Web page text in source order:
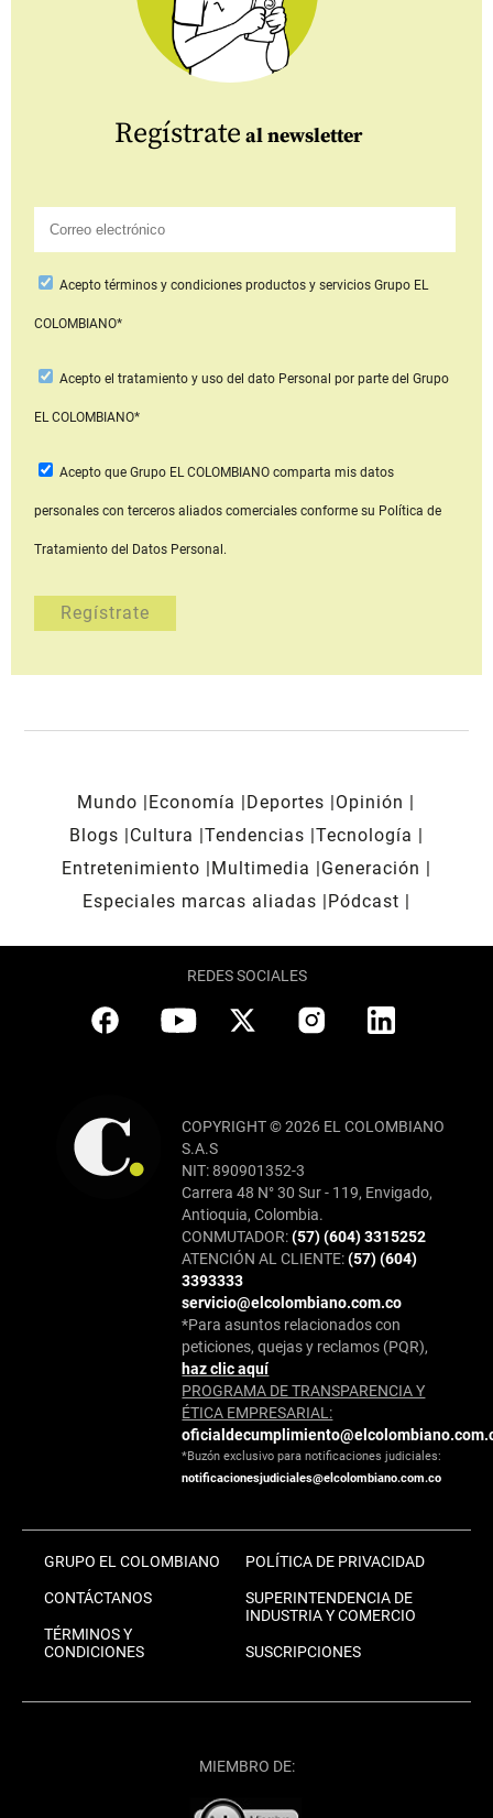
Regístrate al newsletter
Aceptotérminos y condiciones productos y serviciosGrupo EL
COLOMBIANO*
Acepto el tratamiento y uso del dato Personal por parte del Grupo
EL COLOMBIANO*
Acepto que Grupo EL COLOMBIANOcomparta mis datos
personales con terceros aliados comerciales conforme su Política de
Tratamiento del Datos Personal.
Mundo Economía Deportes
Opinión
Blogs
Cultura Tendencias Tecnología
Entretenimiento
Multimedia
Generación
Especiales marcas aliadas
Pódcast
REDES SOCIALES
COPYRIGHT © 2026 EL COLOMBIANO
S.A.S
NIT: 890901352-3
Carrera 48 N° 30 Sur - 119, Envigado,
Antioquia, Colombia.
CONMUTADOR:(57) (604) 3315252
ATENCIÓN AL CLIENTE:(57) (604)
3393333
servicio@elcolombiano.com.co
*Para asuntos relacionados con
peticiones, quejas y reclamos (PQR),
haz clic aquí
PROGRAMA DE TRANSPARENCIA Y
ÉTICA EMPRESARIAL:
*Buzón exclusivo para notificaciones judiciales:
notificacionesjudiciales@elcolombiano.com.co
GRUPO EL COLOMBIANO
CONTÁCTANOS
TÉRMINOS Y
CONDICIONES
POLÍTICA DE PRIVACIDAD
SUPERINTENDENCIA DE
INDUSTRIA Y COMERCIO
SUSCRIPCIONES
MIEMBRO DE: